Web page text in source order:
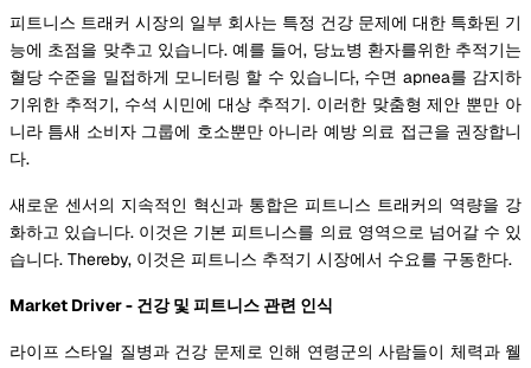
피트니스 트래커 시장의 일부 회사는 특정 건강 문제에 대한 특화된 기
능에 초점을 맞추고 있습니다. 예를 들어, 당뇨병 환자를위한 추적기는
혈당 수준을 밀접하게 모니터링 할 수 있습니다, 수면 apnea를 감지하
기위한 추적기, 수석 시민에 대상 추적기. 이러한 맞춤형 제안 뿐만 아
니라 틈새 소비자 그룹에 호소뿐만 아니라 예방 의료 접근을 권장합니
다.
새로운 센서의 지속적인 혁신과 통합은 피트니스 트래커의 역량을 강
화하고 있습니다. 이것은 기본 피트니스를 의료 영역으로 넘어갈 수 있
습니다. Thereby, 이것은 피트니스 추적기 시장에서 수요를 구동한다.
Market Driver - 건강 및 피트니스 관련 인식
라이프 스타일 질병과 건강 문제로 인해 연령군의 사람들이 체력과 웰